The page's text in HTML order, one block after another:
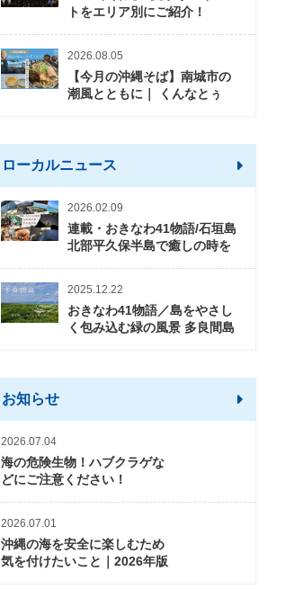
トをエリア別にご紹介！
2026.08.05
【今月の沖縄そば】南城市の
潮風とともに｜ くんなとぅ
ローカルニュース
2026.02.09
連載・おきなわ41物語/石垣島
北部平久保半島で癒しの時を
2025.12.22
おきなわ41物語／島をやさし
く包み込む緑の風景 多良間島
お知らせ
2026.07.04
海の危険生物！ハブクラゲな
どにご注意ください！
2026.07.01
沖縄の海を安全に楽しむため
気を付けたいこと｜2026年版